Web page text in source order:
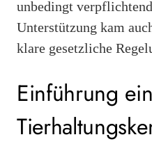
unbedingt
Unterstützung kam
klare gesetzliche
Einführung